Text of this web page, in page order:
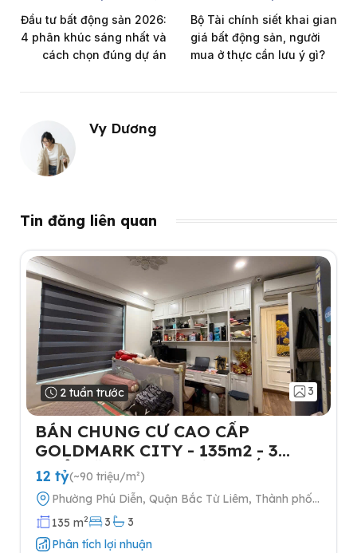
Đầu tư bất động sản 2026:
4 phân khúc sáng nhất và
cách chọn đúng dự án
Bộ Tài chính siết khai gian
giá bất động sản, người
mua ở thực cần lưu ý gì?
Vy Dương
Tin đăng liên quan
2 tuần trước 3
BÁN CHUNG CƯ CAO CẤP
GOLDMARK CITY - 135m2 - 3
NGỦ-TẶNG FULL NỘI THẤT- 2
SLOT Ô TÔ
12 tỷ(~90 triệu/m²)
Phường Phú Diễn, Quận Bắc Từ Liêm, Thành phố
Hà Nội
135 m2 3
3
Phân tích lợi nhuận